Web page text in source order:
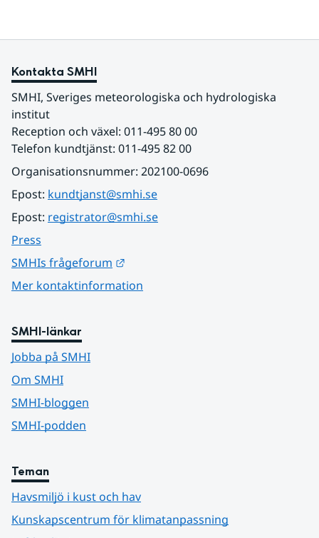
Kontakta SMHI
SMHI, Sveriges meteorologiska och hydrologiska
institut
Reception och växel: 011-495 80 00
Telefon kundtjänst: 011-495 82 00
Organisationsnummer: 202100-0696
Epost: kundtjanst@smhi.se
Epost: registrator@smhi.se
Press
SMHIs frågeforum
Mer kontaktinformation
SMHI-länkar
Jobba på SMHI
Om SMHI
SMHI-bloggen
SMHI-podden
Teman
Havsmiljö i kust och hav
Kunskapscentrum för klimatanpassning